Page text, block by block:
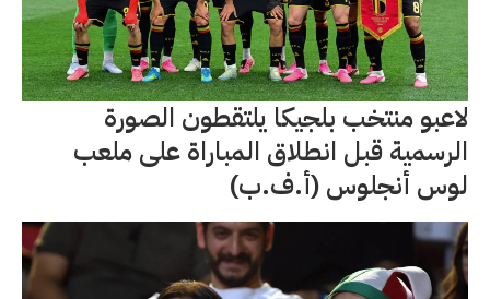
لاعبو منتخب بلجيكا يلتقطون الصورة
الرسمية قبل انطلاق المباراة على ملعب
لوس أنجلوس (أ.ف.ب)